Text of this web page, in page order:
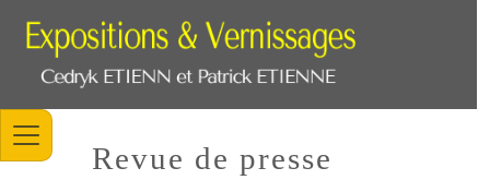
Revue de presse